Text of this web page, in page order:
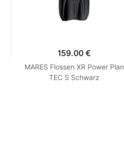
159.00 €
MARES Flossen XR Power Plan
TEC S Schwarz